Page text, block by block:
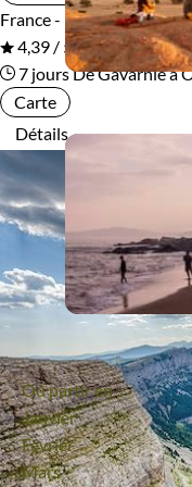
Où partir en :
Janvier
Février
Mars
France - EspagneEn
4,39 / 5
7 joursDe Gavarnie à
Carte
Détails